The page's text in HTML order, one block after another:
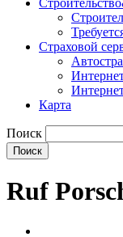
Страховой
Карта
Поиск
Ruf